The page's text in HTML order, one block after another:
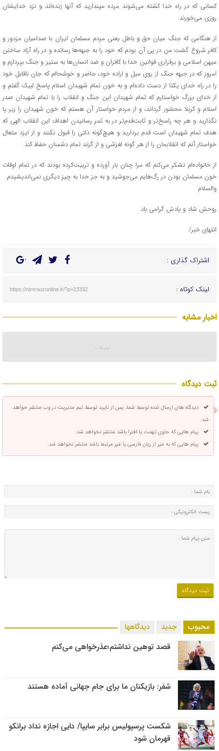
کسانی که در راه خدا کشته می‌شوند مرده مپندارید که آنها زنده‌اند و نزد خدایشان
روزی می‌خورند.
از هنگامی که جنگ میان حق و باطل یعنی مردم مسلمان ایران با صدامیان مزدور و
کافر شروع گشت من در پی آن بودم که خود را به جبهه‌ها رسانده و در راه آزاد ساختن
میهن اسلامی و برقراری قوانین خدا با کافران و ضد انسان‌ها به ستیز و جنگ بپردازم و
امروز که در جبهه جنگ از روی میل و اراده خود، حاضر و خوشحالم که جان ناقابل خود
را در راه خدای یکتا از دست داده‌ام و به خون تمام شهیدان اسلام پاسخ لبیک گفتم و
از خدای بزرگ خواستارم که تمام شهیدان این جنگ و انقلاب را با تمام شهیدان صدر
اسلام و کربلا محشور گرداند، و از مردم خواستار آن هستم که خون شهیدان را زیر پا
نگذارید و هر چه راسخ‌تر و ثابت‌قدم‌تر در به ثمر رسانیدن اهداف این انقلاب الهی که
هدف تمام شهیدان است قدم بردارید و هیچ‌گونه ذلتی را قبول نکنند و از ایزد متعال
خواستار آنم که انقلابمان را از هر گونه لغزشی و از گزند تمام دشمنان حفظ کند.
از خانواده‌ام تشکر می‌کنم که مرا چنان بار آورده و تربیت‌کرده بودند که در تمام اوقات
خون مسلمان بودن در رگ‌هایم می‌جوشید و به جز خدا به چیز دیگری نمی‌اندیشیدم.
والسلام
روحش شاد و یادش گرامی باد.
انتهای خبر/
اشتراک گذاری :
لینک کوتاه : https://nimroozonline.ir/?p=13332
اخبار مشابه
ثبت دیدگاه
دیدگاه های ارسال شده توسط شما، پس از تایید توسط تیم مدیریت در وب منتشر خواهد
شد.
پیام هایی که حاوی تهمت یا افترا باشد منتشر نخواهد شد.
پیام هایی که به غیر از زبان فارسی یا غیر مرتبط باشد منتشر نخواهد شد.
محبوب جدید دیدگاهها
قصد توهین نداشتم؛عذرخواهی می‌کنم
شفر: بازیکنان ما برای جام جهانی آماده هستند
شکست پرسپولیس برابر سایپا/ دایی اجازه نداد برانکو
قهرمان شود